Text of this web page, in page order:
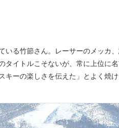
いる竹節さん。レーサーのメッカ
タイトルこそないが、常に上位に
ーの楽しさを伝えた」とよく焼け